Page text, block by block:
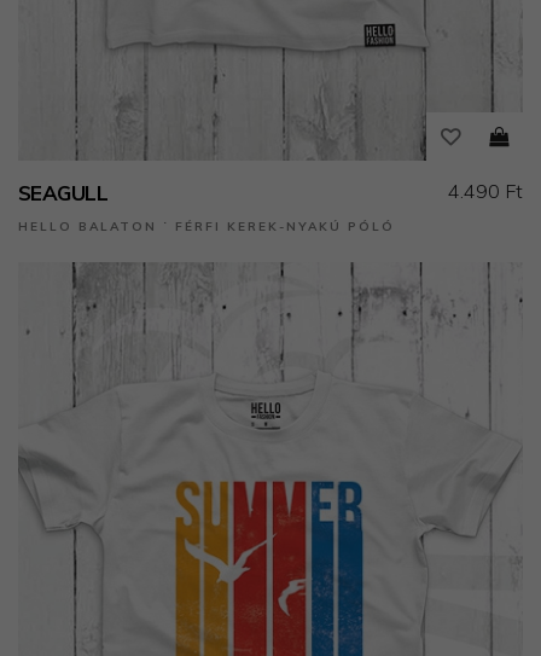
SEAGULL
HELLO BALATON ˙ FÉRFI KEREK-NYAKÚ PÓLÓ
4.490 Ft